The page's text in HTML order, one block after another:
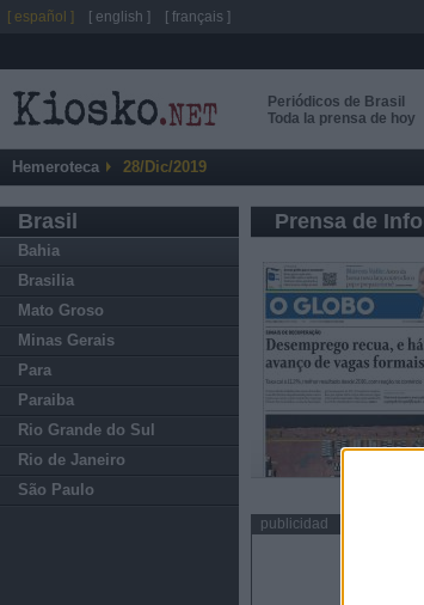
Periódicos de Brasil
Toda la prensa de hoy
Hemeroteca 28/Dic/2019
Brasil
Bahia
Brasilia
Mato Groso
Minas Gerais
Para
Paraiba
Rio Grande do Sul
Rio de Janeiro
São Paulo
Prensa de
publicidad
[ español ] [ english ] [ français ]